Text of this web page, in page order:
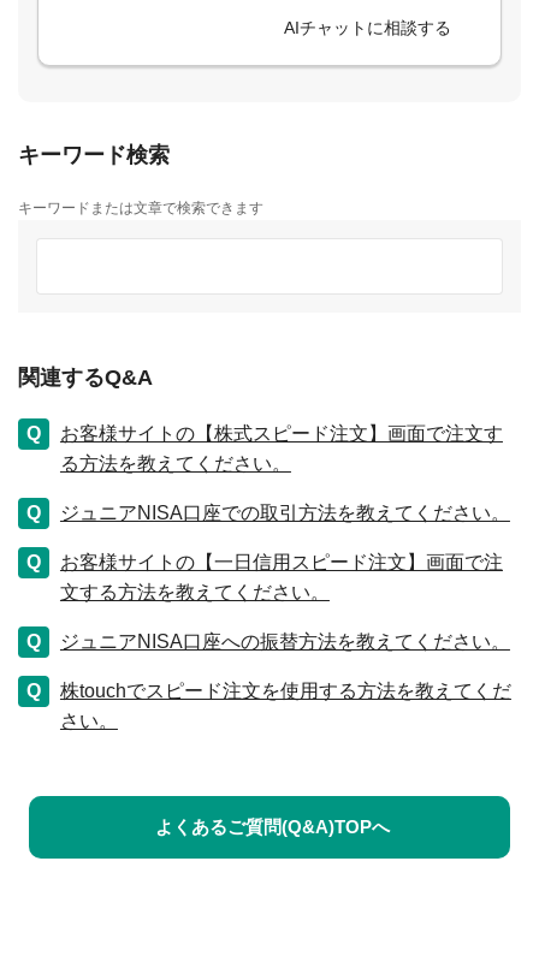
AIチャットに相談する
キーワード検索
キーワードまたは文章で検索できます
関連するQ&A
お客様サイトの【株式スピード注文】画面で注文す
る方法を教えてください。
ジュニアNISA口座での取引方法を教えてください。
お客様サイトの【一日信用スピード注文】画面で注
文する方法を教えてください。
ジュニアNISA口座への振替方法を教えてください。
株touchでスピード注文を使用する方法を教えてくだ
さい。
よくあるご質問(Q&A)TOPへ